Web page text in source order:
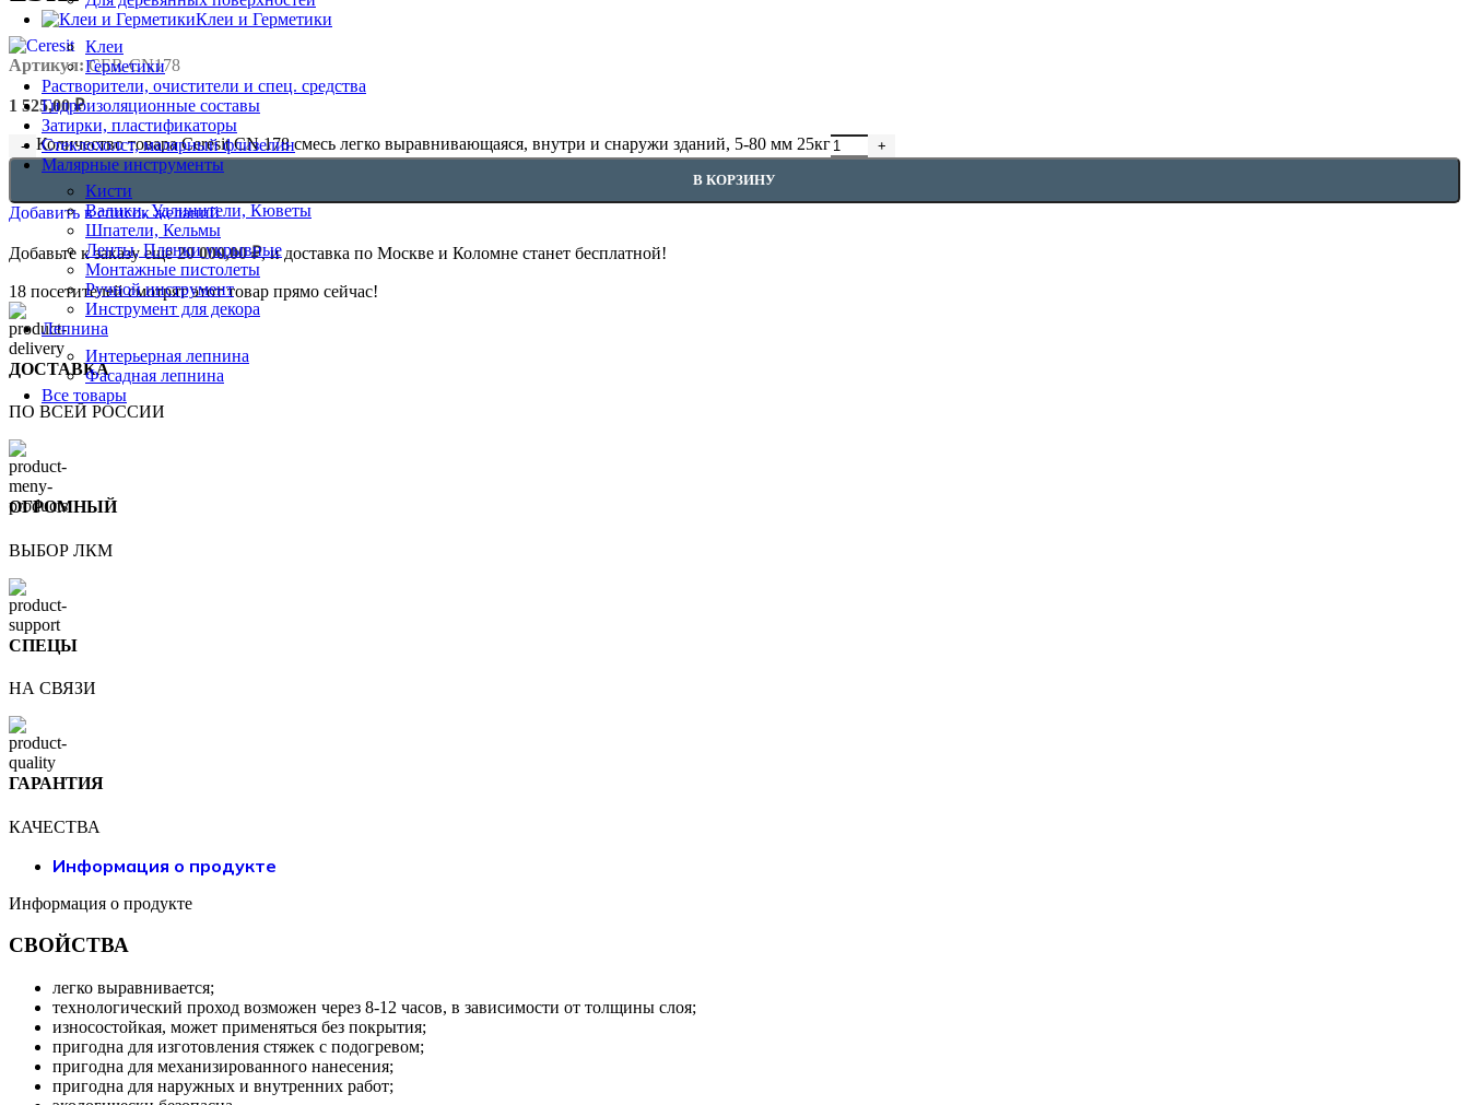
Клеи и Герметики
Клеи
Герметики
Растворители, очистители и спец. средства
Гидроизоляционные составы
Затирки, пластификаторы
Стеклохолст, малярный флизелин
Малярные инструменты
Кисти
Валики, Удлинители, Кюветы
Шпатели, Кельмы
Ленты, Пленки укрывные
Монтажные пистолеты
Ручной инструмент
Инструмент для декора
Лепнина
Интерьерная лепнина
Фасадная лепнина
Все товары
Артикул:CER-CN178
1 525,00₽
Количество товара Ceresit CN 178 смесь легко выравнивающаяся, внутри и снаружи зданий, 5-80 мм 25кг
В КОРЗИНУ
Добавить в список желаний
Добавьте к заказу ещё20 000,00₽, и доставка по Москве и Коломне станет бесплатной!
18 посетителей смотрят этот товар прямо сейчас!
ДОСТАВКА
ПО ВСЕЙ РОССИИ
ОГРОМНЫЙ
ВЫБОР ЛКМ
СПЕЦЫ
НА СВЯЗИ
ГАРАНТИЯ
КАЧЕСТВА
Информация о продукте
Информация о продукте
СВОЙСТВА
легко выравнивается;
технологический проход возможен через 8-12 часов, в зависимости от толщины слоя;
износостойкая, может применяться без покрытия;
пригодна для изготовления стяжек с подогревом;
пригодна для механизированного нанесения;
пригодна для наружных и внутренних работ;